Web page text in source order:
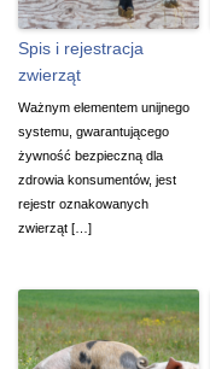
Spis i rejestracja
zwierząt
Ważnym elementem unijnego
systemu, gwarantującego
żywność bezpieczną dla
zdrowia konsumentów, jest
rejestr oznakowanych
zwierząt […]